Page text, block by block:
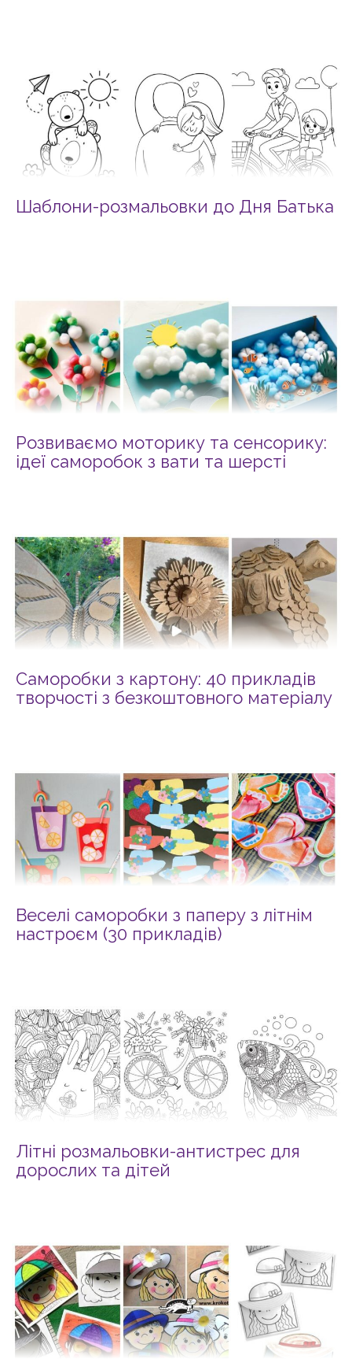
Шаблони-розмальовки до Дня Батька
Розвиваємо моторику та сенсорику:
ідеї саморобок з вати та шерсті
Саморобки з картону: 40 прикладів
творчості з безкоштовного матеріалу
Веселі саморобки з паперу з літнім
настроєм (30 прикладів)
Літні розмальовки-антистрес для
дорослих та дітей